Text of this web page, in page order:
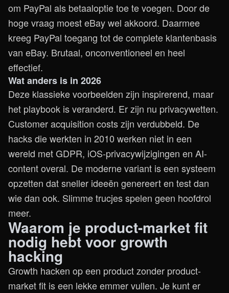
om PayPal als betaaloptie toe te voegen. Door de
hoge vraag moest eBay wel akkoord. Daarmee
kreeg PayPal toegang tot de complete klantenbasis
van eBay. Brutaal, onconventioneel en heel
effectief.
Wat anders is in 2026
Deze klassieke voorbeelden zijn inspirerend, maar
het playbook is veranderd. Er zijn nu privacywetten.
Customer acquisition costs zijn verdubbeld. De
hacks die werkten in 2010 werken niet in een
wereld met GDPR, iOS-privacywijzigingen en AI-
content overal. De moderne variant is een systeem
opzetten dat sneller ideeën genereert en test dan
wie dan ook. Slimme trucjes spelen geen hoofdrol
meer.
Waarom je product-market fit
nodig hebt voor growth
hacking
Growth hacken op een product zonder product-
market fit is een lekke emmer vullen. Je kunt er